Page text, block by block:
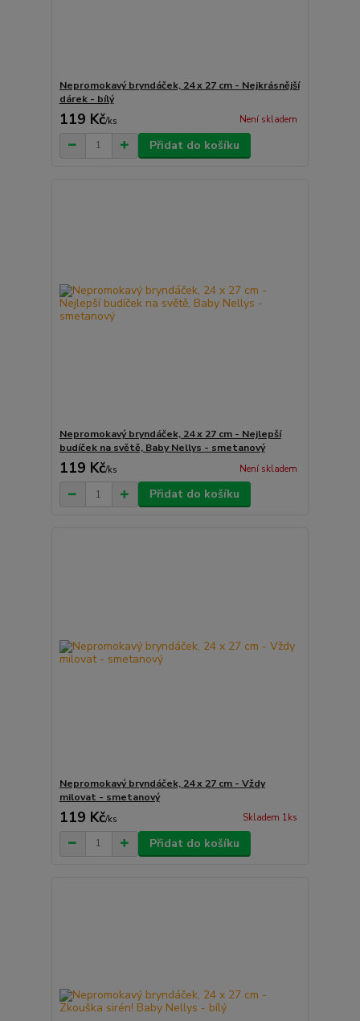
Nepromokavý bryndáček, 24 x 27 cm - Nejkrásnější
dárek - bílý
119 Kč/ks Není skladem
Přidat do košíku
Nepromokavý bryndáček, 24 x 27 cm - Nejlepší
budíček na světě, Baby Nellys - smetanový
119 Kč/ks Není skladem
Přidat do košíku
Nepromokavý bryndáček, 24 x 27 cm - Vždy
milovat - smetanový
119 Kč/ks Skladem 1ks
Přidat do košíku